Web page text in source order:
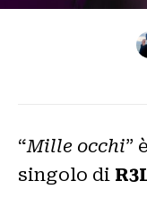
“Mille occhi”
singolo di